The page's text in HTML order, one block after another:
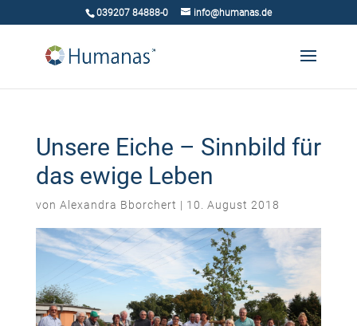
039207 84888-0 info@humanas.de
Unsere Eiche – Sinnbild für
das ewige Leben
von Alexandra Bborchert | 10. August 2018